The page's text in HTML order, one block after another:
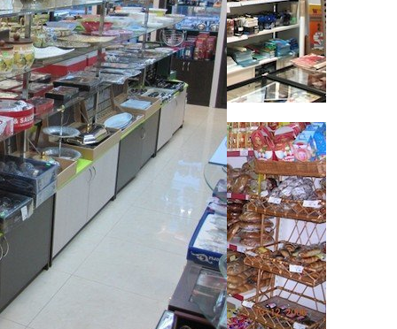
Стеллажи серии «Русь»